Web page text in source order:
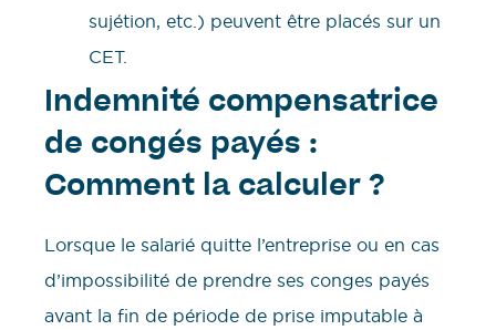
sujétion, etc.) peuvent être placés sur un
CET.
Indemnité compensatrice
de congés payés :
Comment la calculer ?
Lorsque le salarié quitte l’entreprise ou en cas
d’impossibilité de prendre ses conges payés
avant la fin de période de prise imputable à